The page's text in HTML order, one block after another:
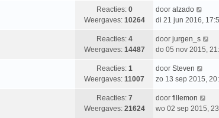
c
h
e
c
h
e
b
e
c
h
t
s
e
b
e
c
h
Reacties: 0
Weergaves: 10264
L
a
t
s
e
b
e
door alzado
di 21 jun 2016,
Reacties: 4
Weergaves: 14487
L
a
t
s
e
b
door jurgen_s
do 05 nov 2015,
Reacties: 1
Weergaves: 11007
L
a
t
s
door Steven
zo 13 sep 2015,
Reacties: 7
Weergaves: 21624
L
a
door fillemon
wo 02 sep 2015,